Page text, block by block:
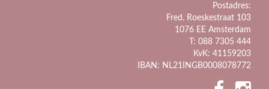
Postadres:
Fred. Roeskestraat 103
1076 EE Amsterdam
T: 088 7305 444
KvK: 41159203
IBAN: NL21INGB0008078772